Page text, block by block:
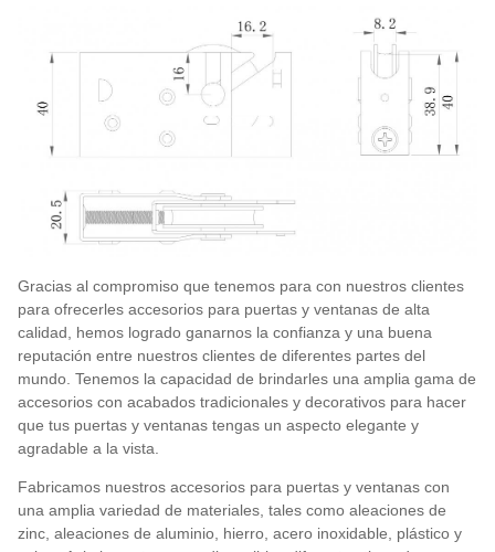
Gracias al compromiso que tenemos para con nuestros clientes
para ofrecerles accesorios para puertas y ventanas de alta
calidad, hemos logrado ganarnos la confianza y una buena
reputación entre nuestros clientes de diferentes partes del
mundo. Tenemos la capacidad de brindarles una amplia gama de
accesorios con acabados tradicionales y decorativos para hacer
que tus puertas y ventanas tengas un aspecto elegante y
agradable a la vista.
Fabricamos nuestros accesorios para puertas y ventanas con
una amplia variedad de materiales, tales como aleaciones de
zinc, aleaciones de aluminio, hierro, acero inoxidable, plástico y